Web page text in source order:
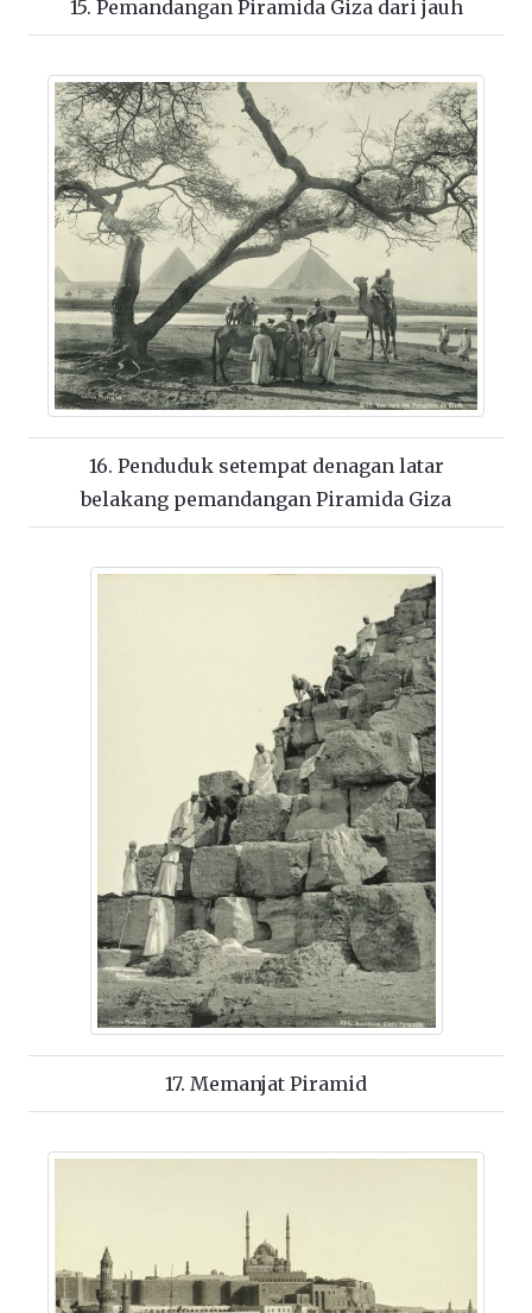
15. Pemandangan Piramida Giza dari jauh
16. Penduduk setempat denagan latar
belakang pemandangan Piramida Giza
17. Memanjat Piramid